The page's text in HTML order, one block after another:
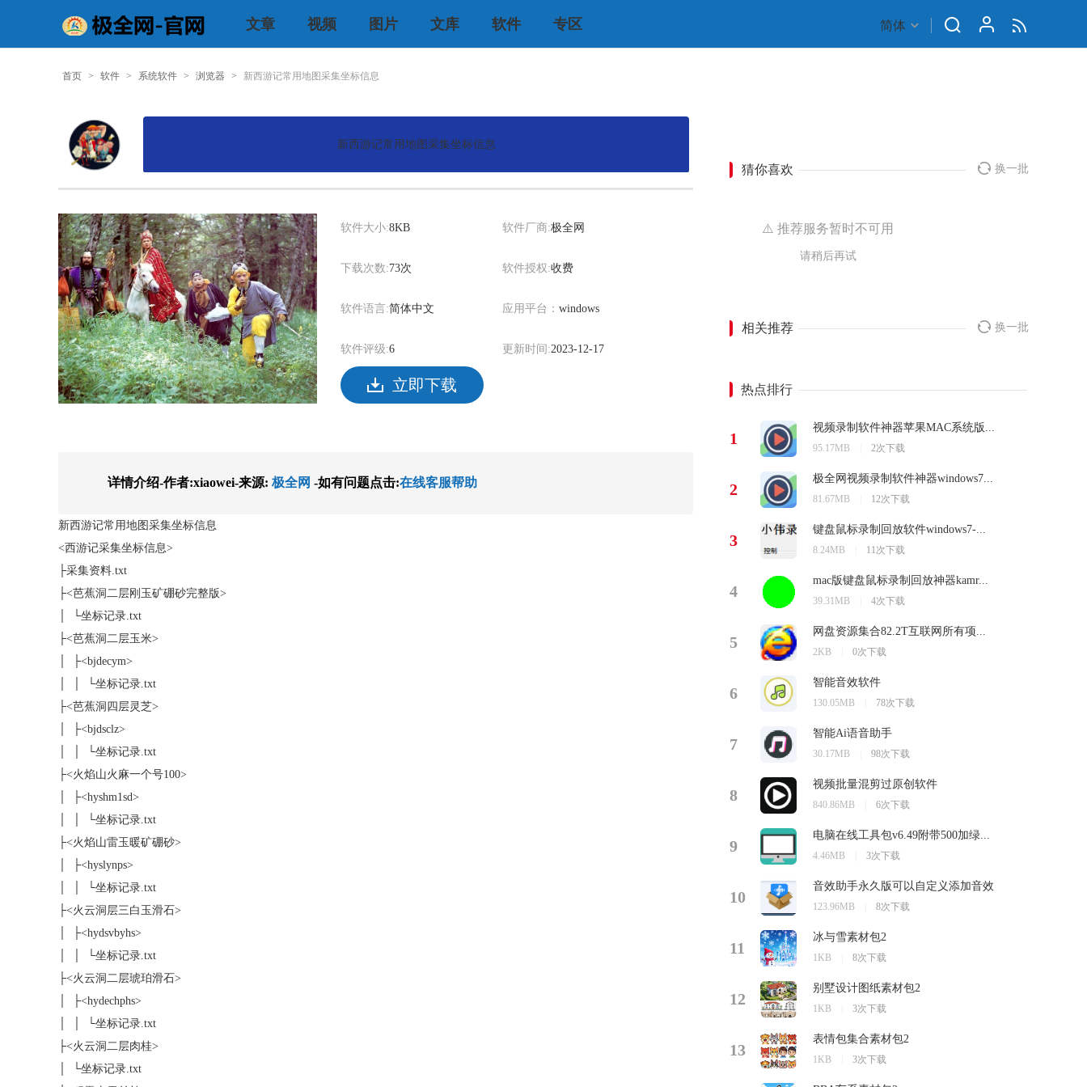
文章 视频 图片 文库 软件 专区 简体
首页 > 软件 > 系统软件 > 浏览器 > 新西游记常用地图采集坐标信息
新西游记常用地图采集坐标信息
软件大小:8KB
下载次数:73次
软件语言:简体中文
软件评级:6
软件厂商:极全网
软件授权:收费
应用平台： windows
更新时间:2023-12-17
立即下载
详情介绍-作者:xiaowei-来源: 极全网 -如有问题点击:在线客服帮助
新西游记常用地图采集坐标信息
<西游记采集坐标信息>
├采集资料.txt
├<芭蕉洞二层刚玉矿硼砂完整版>
│ └坐标记录.txt
├<芭蕉洞二层玉米>
│ ├<bjdecym>
│ │ └坐标记录.txt
├<芭蕉洞四层灵芝>
│ ├<bjdsclz>
│ │ └坐标记录.txt
├<火焰山火麻一个号100>
│ ├<hyshm1sd>
│ │ └坐标记录.txt
├<火焰山雷玉暖矿硼砂>
│ ├<hyslynps>
│ │ └坐标记录.txt
├<火云洞层三白玉滑石>
│ ├<hydsvbyhs>
│ │ └坐标记录.txt
├<火云洞二层琥珀滑石>
│ ├<hydechphs>
│ │ └坐标记录.txt
├<火云洞二层肉桂>
│ └坐标记录.txt
猜你喜欢 换一批
⚠️ 推荐服务暂时不可用
请稍后再试
相关推荐 换一批
热点排行
1
视频录制软件神器苹果MAC系统版...
95.17MB 2次下载
2
极全网视频录制软件神器windows7...
81.67MB 12次下载
3
键盘鼠标录制回放软件windows7-...
8.24MB 11次下载
4
mac版键盘鼠标录制回放神器kamr...
39.31MB 4次下载
5
网盘资源集合82.2T互联网所有项...
2KB 0次下载
6
智能音效软件
130.05MB 78次下载
7
智能Ai语音助手
30.17MB 98次下载
8
视频批量混剪过原创软件
840.86MB 6次下载
9
电脑在线工具包v6.49附带500加绿...
4.46MB 3次下载
10
音效助手永久版可以自定义添加音效
123.96MB 8次下载
11
冰与雪素材包2
1KB 8次下载
12
别墅设计图纸素材包2
1KB 3次下载
13
表情包集合素材包2
1KB 3次下载